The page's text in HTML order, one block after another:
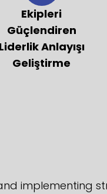
Ekipleri
Güçlendiren
Liderlik Anlayışı
Geliştirme
implementing